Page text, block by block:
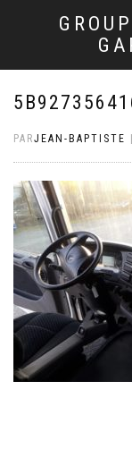
PARJEAN-BAPTISTE